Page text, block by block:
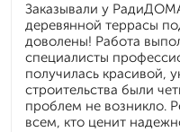
Заказывали у
деревянной террасы
доволены! Работа
специалисты
получилась красивой,
строительства были
проблем не возникло.
всем, кто ценит